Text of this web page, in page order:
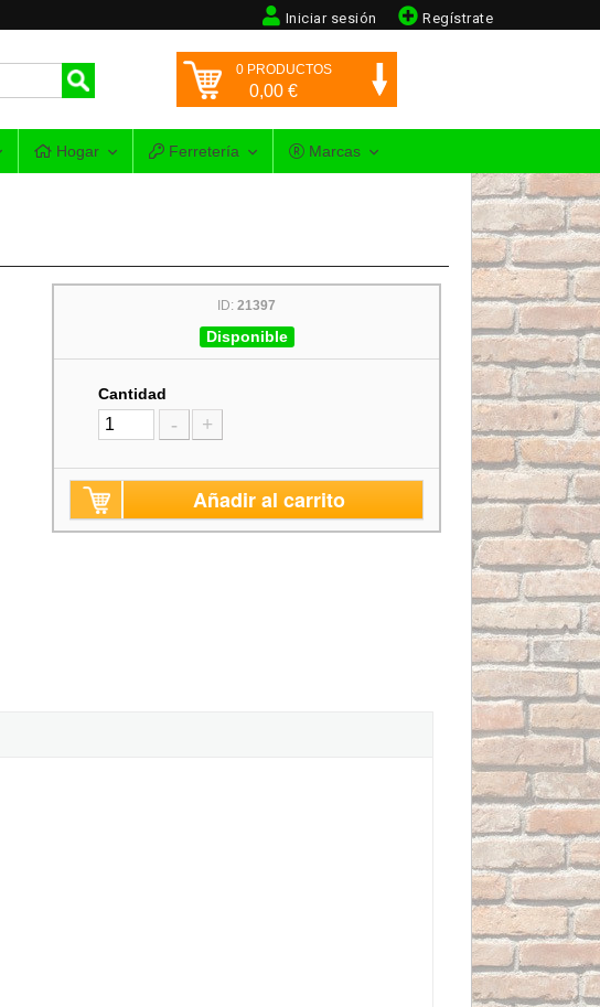
Regístrate
Iniciar sesión
0 PRODUCTOS
0,00 €
Hogar Ferretería Marcas
ID:21397
Disponible
Cantidad
- +
Añadir al carrito